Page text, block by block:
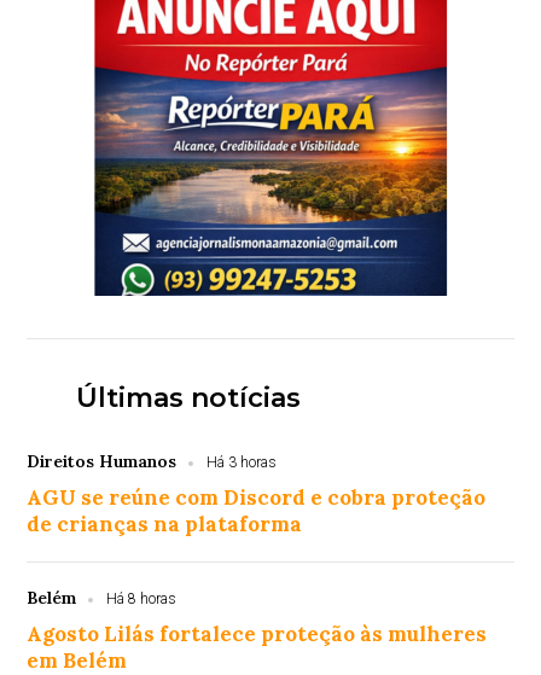
Últimas notícias
Direitos Humanos Há 3 horas
AGU se reúne com Discord e cobra proteção
de crianças na plataforma
Belém Há 8 horas
Agosto Lilás fortalece proteção às mulheres
em Belém